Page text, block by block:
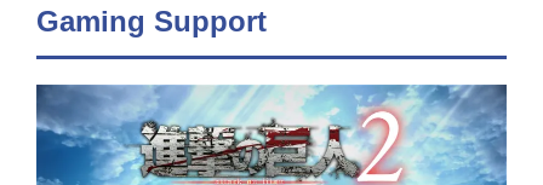
Gaming Support